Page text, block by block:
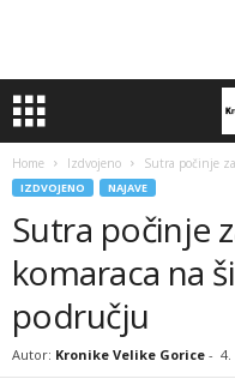
Home Izdvojeno Sutra počinje
IZDVOJENO NAJAVE
Sutra počinje
komaraca na
području
Autor: Kronike Velike Gorice - 4.